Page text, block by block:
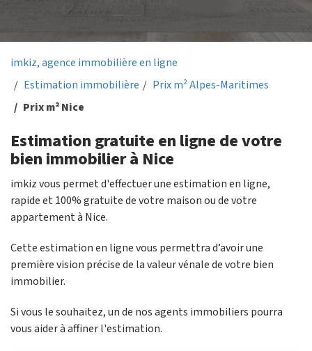
imkiz, agence immobilière en ligne
Estimation immobilière
Prix m² Alpes-Maritimes
Prix m² Nice
Estimation gratuite en ligne de votre
bien immobilier à Nice
imkiz vous permet d'effectuer une estimation en ligne,
rapide et 100% gratuite de votre maison ou de votre
appartement à Nice.
Cette estimation en ligne vous permettra d’avoir une
première vision précise de la valeur vénale de votre bien
immobilier.
Si vous le souhaitez, un de nos agents immobiliers pourra
vous aider à affiner l'estimation.